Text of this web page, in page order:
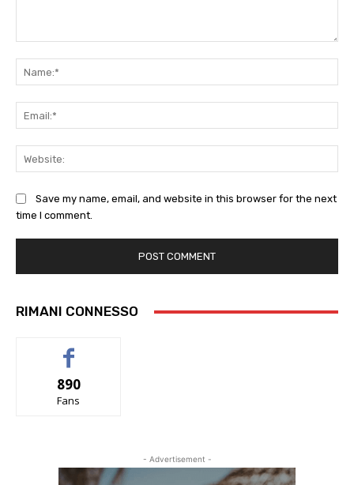
Save my name, email, and website in this browser for the next
time I comment.
RIMANI CONNESSO
890
Fans
- Advertisement -